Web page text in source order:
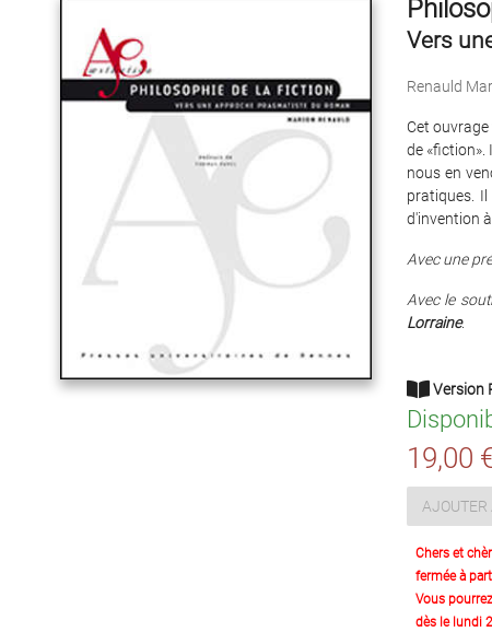
Vers
Renauld
Cet
de «fiction».
nous en
pratiques.
d'invention
Avec une
Avec le
Lorraine.
Version
19,00
AJOUTER
Chers et
fermée à
Vous
dès le lundi